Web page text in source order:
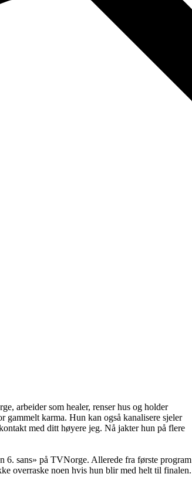
arbeider som healer, renser hus og holder
karma. Hun kan også kanalisere sjeler
med ditt høyere jeg. Nå jakter hun på flere
6. sans» på TVNorge. Allerede fra første program
overraske noen hvis hun blir med helt til finalen.